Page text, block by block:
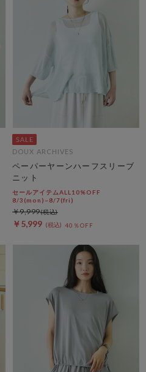
DOUX ARCHIVES
ペーパーヤーンハーフスリーブ
ニット
セールアイテムALL10%OFF
8/3(mon)~8/7(fri)
￥5,999 40％OFF
￥9,999